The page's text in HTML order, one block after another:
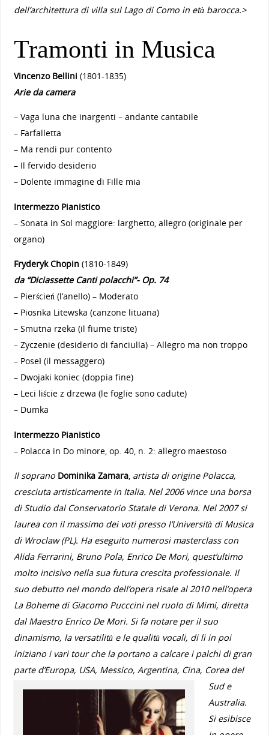
dell’architettura di villa sul Lago di Como in età barocca.>
Tramonti in Musica
Vincenzo Bellini (1801-1835)
Arie da camera
– Vaga luna che inargenti – andante cantabile
– Farfalletta
– Ma rendi pur contento
– Il fervido desiderio
– Dolente immagine di Fille mia
Intermezzo Pianistico
– Sonata in Sol maggiore: larghetto, allegro (originale per
organo)
Fryderyk Chopin (1810-1849)
da “Diciassette Canti polacchi”- Op. 74
– Pierścień (l’anello) – Moderato
– Piosnka Litewska (canzone lituana)
– Smutna rzeka (il fiume triste)
– Zyczenie (desiderio di fanciulla) – Allegro ma non troppo
– Poseł (il messaggero)
– Dwojaki koniec (doppia fine)
– Leci liście z drzewa (le foglie sono cadute)
– Dumka
Intermezzo Pianistico
– Polacca in Do minore, op. 40, n. 2: allegro maestoso
Il soprano Dominika Zamara, artista di origine Polacca,
cresciuta artisticamente in Italia. Nel 2006 vince una borsa
di Studio dal Conservatorio Statale di Verona. Nel 2007 si
laurea con il massimo dei voti presso l’Università di Musica
di Wroclaw (PL). Ha eseguito numerosi masterclass con
Alida Ferrarini, Bruno Pola, Enrico De Mori, quest’ultimo
molto incisivo nella sua futura crescita professionale. Il
suo debutto nel mondo dell’opera risale al 2010 nell’opera
La Boheme di Giacomo Pucccini nel ruolo di Mimi, diretta
dal Maestro Enrico De Mori. Si fa notare per il suo
dinamismo, la versatilità e le qualità vocali, di li in poi
iniziano i vari tour che la portano a calcare i palchi di gran
parte d’Europa, USA, Messico, Argentina, Cina, Corea del
Sud e
Australia.
Si esibisce